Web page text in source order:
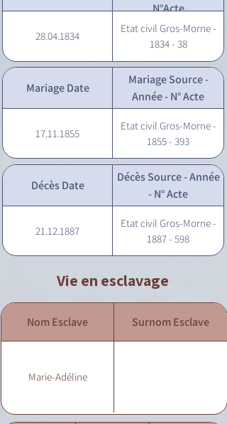
N°Acte
28.04.1834
Etat civil Gros-Morne -
1834 - 38
Mariage Date
Mariage Source -
Année - N° Acte
17.11.1855
Etat civil Gros-Morne -
1855 - 393
Décès Date
Décès Source - Année
- N° Acte
21.12.1887
Etat civil Gros-Morne -
1887 - 598
Vie en esclavage
Nom Esclave Surnom Esclave
Marie-Adéline